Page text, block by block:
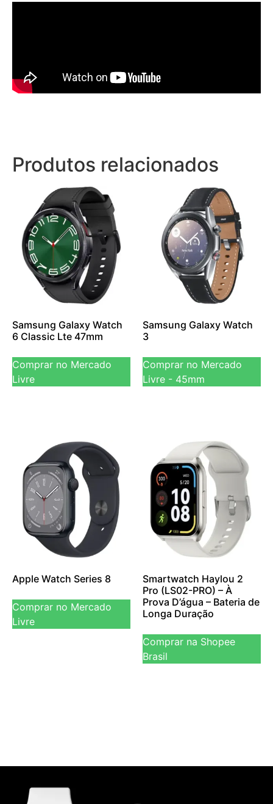
Produtos relacionados
Samsung Galaxy Watch
6 Classic Lte 47mm
Comprar no Mercado
Livre
Samsung Galaxy Watch
3
Comprar no Mercado
Livre - 45mm
Apple Watch Series 8
Comprar no Mercado
Livre
Smartwatch Haylou 2
Pro (LS02-PRO) – À
Prova D’água – Bateria de
Longa Duração
Comprar na Shopee
Brasil